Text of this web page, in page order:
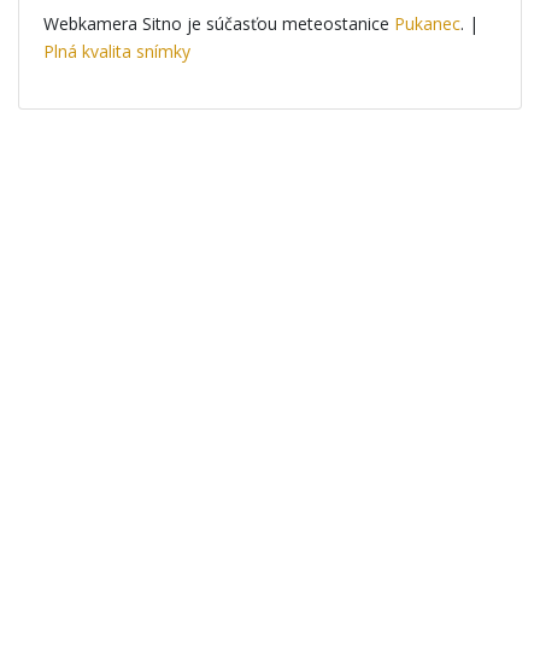
Webkamera Sitno je súčasťou meteostanice Pukanec. |
Plná kvalita snímky